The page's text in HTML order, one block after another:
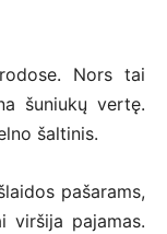
Nors tai
šuniukų vertę.
šaltinis.
pašarams,
viršija pajamas.